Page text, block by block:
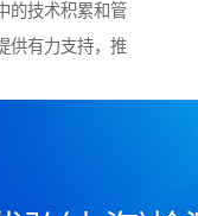
的技术积累和管
供有力支持，推